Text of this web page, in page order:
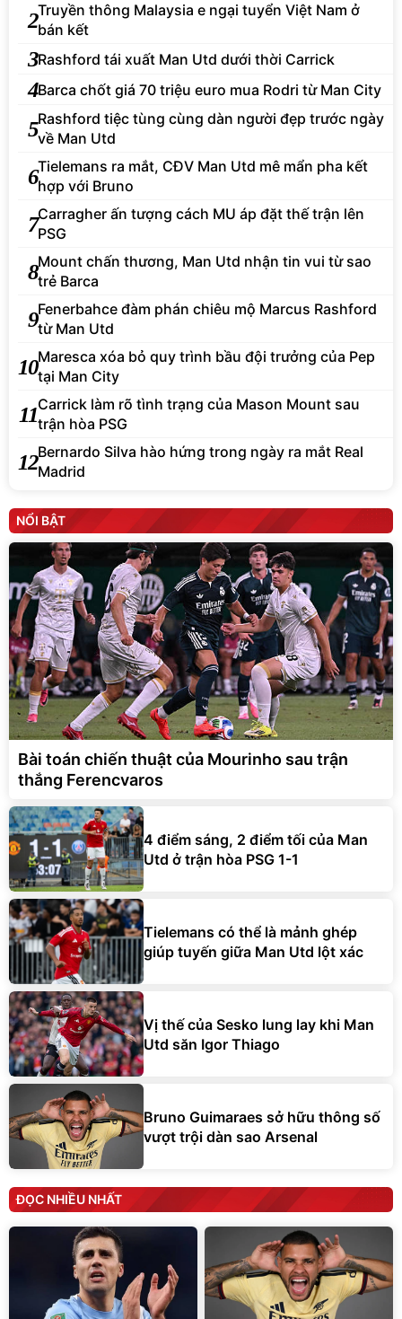
2Truyền thông Malaysia e ngại tuyển Việt Nam ở
bán kết
3Rashford tái xuất Man Utd dưới thời Carrick
4Barca chốt giá 70 triệu euro mua Rodri từ Man City
5Rashford tiệc tùng cùng dàn người đẹp trước ngày
về Man Utd
6Tielemans ra mắt, CĐV Man Utd mê mẩn pha kết
hợp với Bruno
7Carragher ấn tượng cách MU áp đặt thế trận lên
PSG
8Mount chấn thương, Man Utd nhận tin vui từ sao
trẻ Barca
9Fenerbahce đàm phán chiêu mộ Marcus Rashford
từ Man Utd
10Maresca xóa bỏ quy trình bầu đội trưởng của Pep
tại Man City
11Carrick làm rõ tình trạng của Mason Mount sau
trận hòa PSG
12Bernardo Silva hào hứng trong ngày ra mắt Real
Madrid
NỔI BẬT
Bài toán chiến thuật của Mourinho sau trận
thắng Ferencvaros
4 điểm sáng, 2 điểm tối của Man
Utd ở trận hòa PSG 1-1
Tielemans có thể là mảnh ghép
giúp tuyến giữa Man Utd lột xác
Vị thế của Sesko lung lay khi Man
Utd săn Igor Thiago
Bruno Guimaraes sở hữu thông số
vượt trội dàn sao Arsenal
ĐỌC NHIỀU NHẤT